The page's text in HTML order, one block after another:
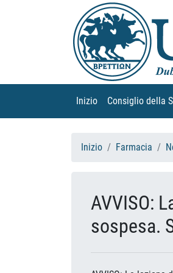
Inizio (current)
Consiglio della
Inizio Farmacia
AVVISO:
sospesa.